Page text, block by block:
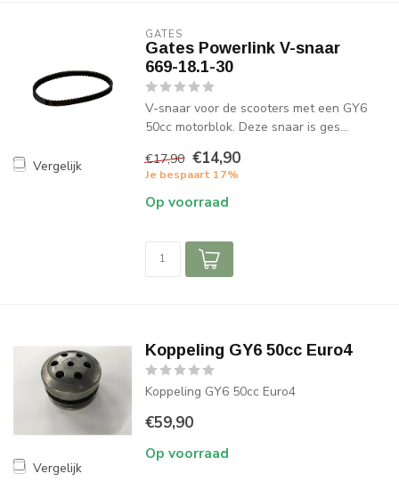
Vergelijk
GATES
Gates Powerlink V-snaar
669-18.1-30
V-snaar voor de scooters met een GY6
50cc motorblok. Deze snaar is ges...
€17,90 €14,90
Je bespaart 17%
Op voorraad
Vergelijk
Koppeling GY6 50cc Euro4
Koppeling GY6 50cc Euro4
€59,90
Op voorraad